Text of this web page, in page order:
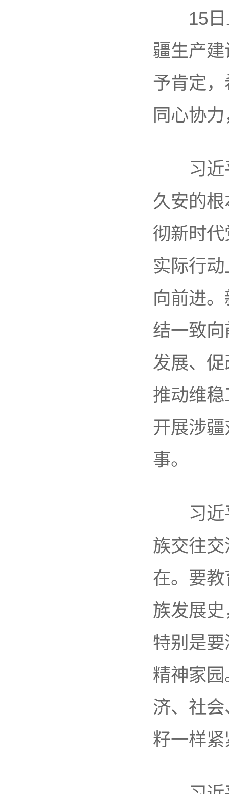
15日上
疆生产
予肯定
同心协
习近平
久安的
彻新时
实际行
向前进
结一致
发展、
推动维
开展涉疆
事。
习近平
族交往
在。要
族发展
特别是要
精神家
济、社
籽一样